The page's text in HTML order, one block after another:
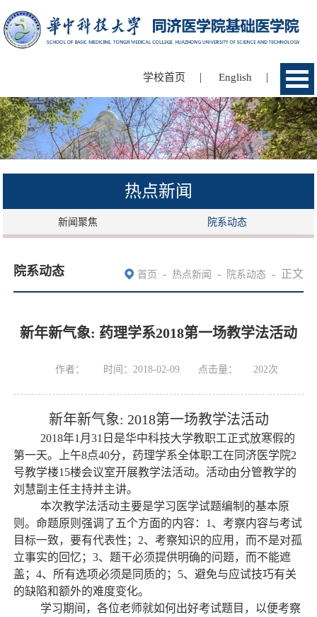
学校首页 | English |
热点新闻
新闻聚焦 院系动态
院系动态 首页 - 热点新闻 - 院系动态 - 正文
新年新气象: 药理学系2018第一场教学法活动
作者： 时间：2018-02-09 点击量： 202次
新年新气象: 2018第一场教学法活动
2018年1 月31 日是华中科技大学教职工正式放寒假的
第一天。上午8点40分，药理学系全体职工在同济医学院2
号教学楼15楼会议室开展教学法活动。活动由分管教学的
刘慧副主任主持并主讲。
本次教学法活动主要是学习医学试题编制的基本原
则。命题原则强调了五个方面的内容： 1 、考察内容与考试
目标一致，要有代表性； 2、考察知识的应用，而不是对孤
立事实的回忆；3、题干必须提供明确的问题，而不能遮
盖；4、所有选项必须是同质的； 5、避免与应试技巧有关
的缺陷和额外的难度变化。
学习期间，各位老师就如何出好考试题目，以便考察